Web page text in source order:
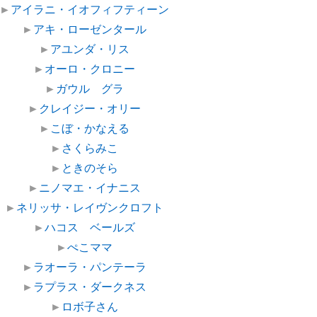
► アイラニ・イオフィフティーン
► アキ・ローゼンタール
► アユンダ・リス
► オーロ・クロニー
► ガウル グラ
► クレイジー・オリー
► こぼ・かなえる
► さくらみこ
► ときのそら
► ニノマエ・イナニス
► ネリッサ・レイヴンクロフト
►ハコス ベールズ
►ぺこママ
► ラオーラ・パンテーラ
► ラプラス・ダークネス
► ロボ子さん